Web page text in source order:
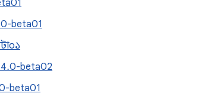
beta01
beta02
beta01